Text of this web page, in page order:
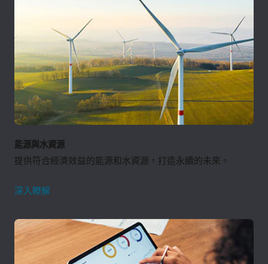
使用回收材料和再生實務的供應商優先考慮使用
Oracle Fusion
Cloud Procurement
來減少浪費、降低風險並節省成本。
提高供應鏈效率
運用Oracle Fusion Cloud Demand Management提高需求準
確度、減少過多的庫存，並將浪費降到最低。
綜合材料管理
使用
Oracle Fusion Cloud Inventory Management
，自動化、
追蹤貨物狀況並減少高排放運輸
透過Oracle Logistics，實時掌握運輸過程中的貨物狀況，並藉
Oracle Fusion Cloud Applications 內建以角色為基礎的
，協助企業自動化處理重複的日常工作與業務流程。例如，
協助企業建立、管理並優化員工排班，同時考慮個別
員工的偏好，並協助滿足法規要求。
利用人力洞察來產生社會影響
藉助Oracle Fusion HCM Analytics
存取員工的人口統計資料
(包括性別、薪資等級、種族及退伍軍人身份)，以分析社會責任
目標的進展情況，並促進公平的職場環境。
透過 Oracle Learning
養創新所需的技能。
為整個公司的永續發展計畫建模並保持協調
Oracle Cloud EPM for Sustainability提供情境模擬，協助業務
部門主管瞭解決策的影響，以及這些決策如何影響公司整體的
永續發展目標。透過預測規劃，不僅可建立並驗證預測，還能
預測未來績效。
提升能源效率和能源管理
Opower 的
能源效率和管理解決方案使用人工智慧和行為科學
來引導客戶採取更具能源效益的行為。使用家庭能源效率工具
改善客戶參與度，協助客戶做出明智的能源決策。
透過衡量整個供應鏈的能源消耗、調整低碳製造、將廢棄物降
能源與水資源
提供符合經濟效益的能源和水資源，打造永續的未來。
深入瞭解
格